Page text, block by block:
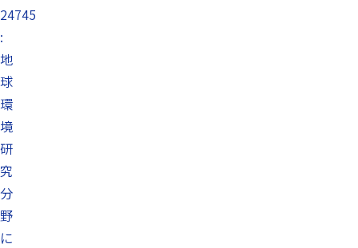
24745
:
地
球
環
境
研
究
分
野
に